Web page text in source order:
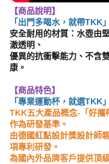
【商品說明】
「出門多喝水，就帶TKK」
安全耐用的材質：水壺由
澈透明、
優異的抗衝擊能力、不含
康。
【商品特色】
「專業運動杯，就選TKK」
TKK五大產品概念-「好攜
作為研發基準。
由德國紅點設計獎設計師
項專利研發。
為國內外品牌客戶提供頂